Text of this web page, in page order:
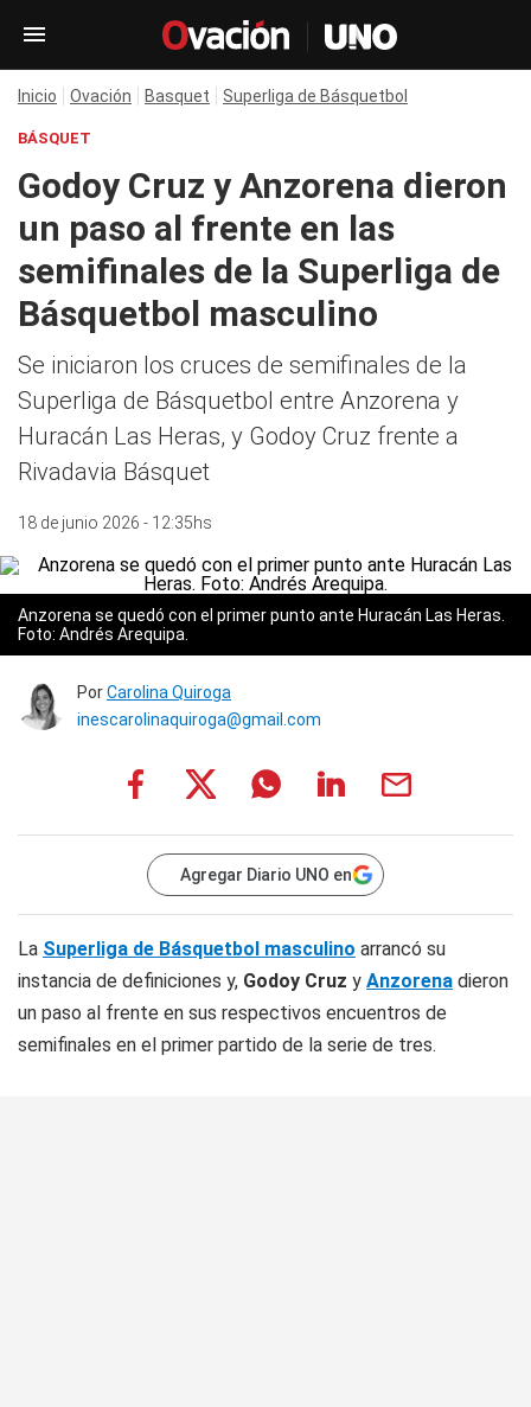
Inicio Ovación Basquet Superliga de Básquetbol
BÁSQUET
Godoy Cruz y Anzorena dieron
un paso al frente en las
semifinales de la Superliga de
Básquetbol masculino
Se iniciaron los cruces de semifinales de la
Superliga de Básquetbol entre Anzorena y
Huracán Las Heras, y Godoy Cruz frente a
Rivadavia Básquet
18 de junio 2026 - 12:35hs
Anzorena se quedó con el primer punto ante Huracán Las Heras.
Foto: Andrés Arequipa.
PorCarolina Quiroga
inescarolinaquiroga@gmail.com
Agregar Diario UNO en
La Superliga de Básquetbol masculino arrancó su
instancia de definiciones y, Godoy Cruz y Anzorena dieron
un paso al frente en sus respectivos encuentros de
semifinales en el primer partido de la serie de tres.